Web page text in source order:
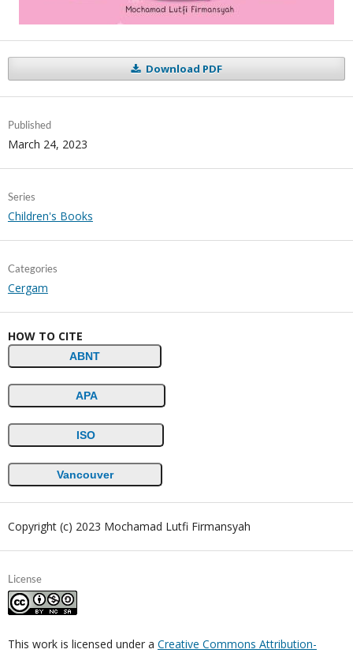
Download PDF
Published
March 24, 2023
Series
Children's Books
Categories
Cergam
HOW TO CITE
ABNT
APA
ISO
Vancouver
Copyright (c) 2023 Mochamad Lutfi Firmansyah
License
This work is licensed under a Creative Commons Attribution-